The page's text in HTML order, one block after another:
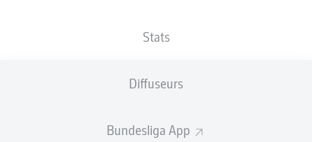
Stats
Diffuseurs
Bundesliga App